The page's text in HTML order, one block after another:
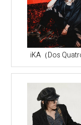
iKA（Dos